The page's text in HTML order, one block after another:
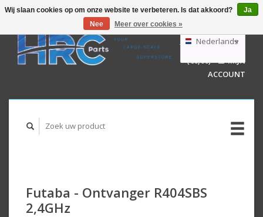
GBP
AUD
Nederlands
Deutsch
English
WINKELWAGEN
(€0,00)
MIJN
ACCOUNT
Futaba - Ontvanger R404SBS
2,4GHz
Wij slaan cookies op om onze website te verbeteren. Is dat akkoord?
Ja
Nee
Meer over cookies »